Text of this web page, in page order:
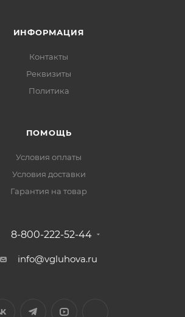
ИНФОРМАЦИЯ
Контакты
Реквизиты
Политика
ПОМОЩЬ
Условия оплаты
Условия доставки
Гарантия на товар
8-800-222-52-44
info@vgluhova.ru